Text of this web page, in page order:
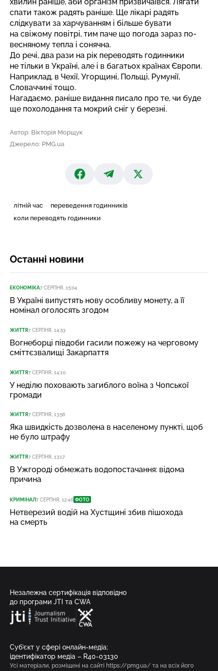
спати також радять раніше. Ще лікарі радять
слідкувати за харчуванням і більше бувати
на свіжому повітрі, тим паче що погода зараз по-
весняному тепла і сонячна.
До речі, два рази на рік переводять годинники
не тільки в Україні, але і в багатьох країнах Європи.
Наприклад, в Чехії, Угорщині, Польщі, Румунії,
Словаччині тощо.
Нагадаємо, раніше видання писало про те, чи буде
ще похолодання та мокрий сніг у березні.
Автор: Вікторія Морщук
Джерело: PMG.ua
літній час
переведення годинників
коли переводять годинники
Останні новини
ЕКОНОМІКА7 СЕРПНЯ, 15:04
В Україні випустять нову особливу монету, а її
номінал оголосять згодом
ЖИТТЯ7 СЕРПНЯ, 14:53
Вогнеборці півдоби гасили пожежу на черговому
сміттєзвалищі Закарпаття
ЖИТТЯ7 СЕРПНЯ, 14:10
У неділю поховають загиблого воїна з Чопської
громади
ЖИТТЯ7 СЕРПНЯ, 13:56
Яка швидкість дозволена в населеному пункті, щоб
не було штрафу
ЖИТТЯ7 СЕРПНЯ, 13:17
В Ужгороді обмежать водопостачання: відома
причина
КРИМІНАЛ7 СЕРПНЯ, 12:46 ФОТО
Нетверезий водій на Хустщині збив пішохода
на смерть
Незалежна сертифікація відповідно
до програми JTI та CWA
Суб’єкт у сфері онлайн-медіа;
ідентифікатор медіа – R40-03130
Усі матеріали, розміщені на сайті https://pmg.ua/ та на всіх його